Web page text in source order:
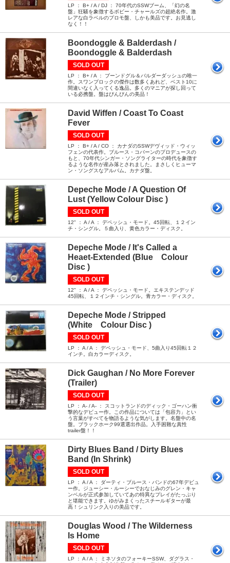
LP ： B+ / A / DJ ： 70年代のSSWブーム、「幻の名
盤」狂騒を象徴するボビー・チャールズの超絶名作。激
レアな白ラベルのプロモ盤、しかも美品です。お見逃し
なく！！
Boondoggle & Balderdash /
Boondoggle & Balderdash
SOLD OUT
LP ： B+ / A ： ブーンドグル＆バルダーダッシュの唯一
作。スワンプロックの傑作は数多くあれど、ベスト10に
間違いなく入ってくる逸品。多くのマニアが探し回って
いる必携盤。盤はぴんぴんの美品！
David Wiffen / Coast To Coast
Fever
SOLD OUT
LP ： B+ / A / CO ： カナダのSSWデヴィッド・ウィッ
フェンの代表作。ブルース・コバーンのプロデュースの
もと、70年代シンガー・ソングライターの時代を象徴す
るような名作が産み落とされました。まさしくヒューマ
ン・ソングスなアルバム。カナダ盤。
Depeche Mode / A Question Of
Lust (Yellow Colour Disc )
SOLD OUT
12" ： A / A ： デペッシュ・モード。45回転、１２イン
チ・シングル。５曲入り、黄色カラー・ディスク。
Depeche Mode / It's Called a
Heaet-Extended (Blue Colour
Disc )
SOLD OUT
12" ： A / A ： デペッシュ・モード。エキステンデッド
45回転、１２インチ・シングル。青カラー・ディスク。
Depeche Mode / Stripped
(White Colour Disc )
SOLD OUT
LP ： A / A ： デペッシュ・モード、5曲入り45回転１２
インチ。白カラーディスク。
Dick Gaughan / No More Forever
(Trailer)
SOLD OUT
LP ： A- / A- ： スコットランドのディック・ゴーハン衝
撃的なデビュー作。この作品については「包容力」とい
う言葉がすべてを物語るような気がします。名盤中の名
盤。ブラックホーク99選選出作品。入手困難な真性
trailer盤！！
Dirty Blues Band / Dirty Blues
Band (In Shrink)
SOLD OUT
LP ： A / A ： ダーティ・ブルース・バンドの67年デビュ
ー作。ジューシー・ルーシーでおなじみのグレン・キャ
ンベルが正式参加していてあの特異なプレイがたっぷり
と堪能できます。ゆがみまくったスチールギターが最
高！シュリンク入りの美品です。
Douglas Wood / The Wilderness
Is Home
SOLD OUT
LP ： A / A ： ミネソタのフォーキーSSW、ダグラス・